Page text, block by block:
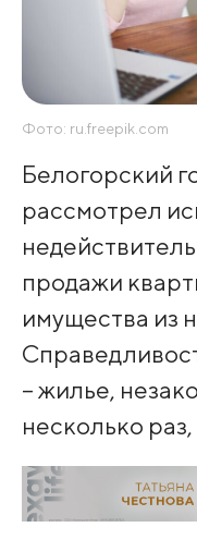
Фото: ru.freepik.com
Белогорский
рассмотрел
продажи
имущества из
– жилье,
несколько